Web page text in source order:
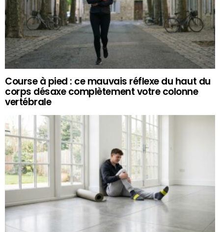
Course à pied : ce mauvais réflexe du haut du
corps désaxe complètement votre colonne
vertébrale